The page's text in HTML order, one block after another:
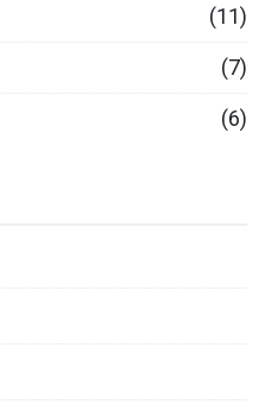
(11)
(7)
(6)